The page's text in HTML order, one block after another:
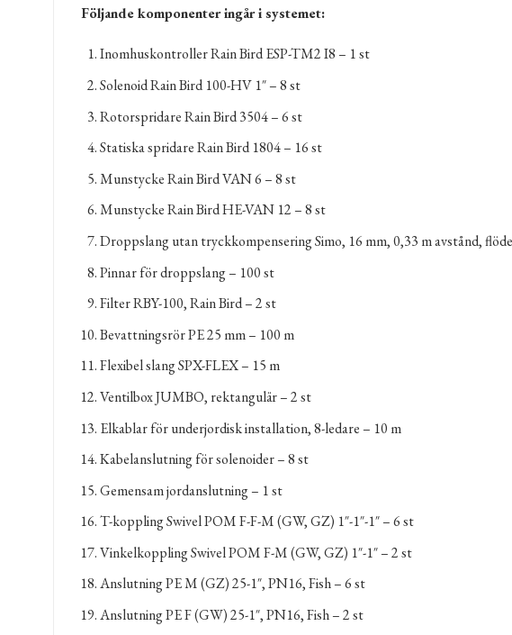
Följande komponenter ingår i systemet:
Inomhuskontroller Rain Bird ESP-TM2 I8 – 1 st
Solenoid Rain Bird 100-HV 1″ – 8 st
Rotorspridare Rain Bird 3504 – 6 st
Statiska spridare Rain Bird 1804 – 16 st
Munstycke Rain Bird VAN 6 – 8 st
Munstycke Rain Bird HE-VAN 12 – 8 st
Droppslang utan tryckkompensering Simo, 16 mm, 0,33 m avstånd,
Pinnar för droppslang – 100 st
Filter RBY-100, Rain Bird – 2 st
Bevattningsrör PE 25 mm – 100 m
Flexibel slang SPX-FLEX – 15 m
Ventilbox JUMBO, rektangulär – 2 st
Elkablar för underjordisk installation, 8-ledare – 10 m
Kabelanslutning för solenoider – 8 st
Gemensam jordanslutning – 1 st
T-koppling Swivel POM F-F-M (GW, GZ) 1″-1″-1″ – 6 st
Vinkelkoppling Swivel POM F-M (GW, GZ) 1″-1″ – 2 st
Anslutning PE M (GZ) 25-1″, PN16, Fish – 6 st
Anslutning PE F (GW) 25-1″, PN16, Fish – 2 st